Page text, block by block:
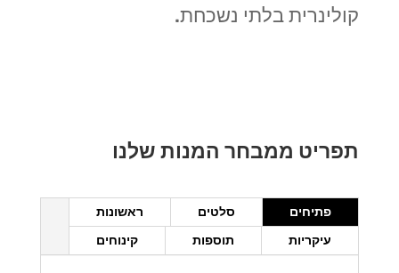
קולינרית בלתי נשכחת.
תפריט ממבחר המנות שלנו
פתיחים סלטים
ראשונות
עיקריות
תוספות קינוחים